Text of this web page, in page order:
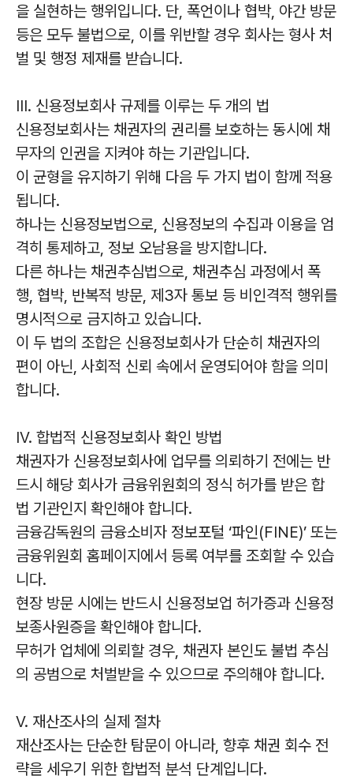
을 실현하는 행위입니다. 단, 폭언이나 협박, 야간 방문
등은 모두 불법으로, 이를 위반할 경우 회사는 형사 처
벌 및 행정 제재를 받습니다.
III. 신용정보회사 규제를 이루는 두 개의 법
신용정보회사는 채권자의 권리를 보호하는 동시에 채
무자의 인권을 지켜야 하는 기관입니다.
이 균형을 유지하기 위해 다음 두 가지 법이 함께 적용
됩니다.
하나는 신용정보법으로, 신용정보의 수집과 이용을 엄
격히 통제하고, 정보 오남용을 방지합니다.
다른 하나는 채권추심법으로, 채권추심 과정에서 폭
행, 협박, 반복적 방문, 제3자 통보 등 비인격적 행위를
명시적으로 금지하고 있습니다.
이 두 법의 조합은 신용정보회사가 단순히 채권자의
편이 아닌, 사회적 신뢰 속에서 운영되어야 함을 의미
합니다.
IV. 합법적 신용정보회사 확인 방법
채권자가 신용정보회사에 업무를 의뢰하기 전에는 반
드시 해당 회사가 금융위원회의 정식 허가를 받은 합
법 기관인지 확인해야 합니다.
금융감독원의 금융소비자 정보포털 ‘파인(FINE)’ 또는
금융위원회 홈페이지에서 등록 여부를 조회할 수 있습
니다.
현장 방문 시에는 반드시 신용정보업 허가증과 신용정
보종사원증을 확인해야 합니다.
무허가 업체에 의뢰할 경우, 채권자 본인도 불법 추심
의 공범으로 처벌받을 수 있으므로 주의해야 합니다.
V. 재산조사의 실제 절차
재산조사는 단순한 탐문이 아니라, 향후 채권 회수 전
략을 세우기 위한 합법적 분석 단계입니다.